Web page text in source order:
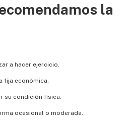
la
a hacer ejercicio.
fija económica.
su condición física.
ocasional o moderada.